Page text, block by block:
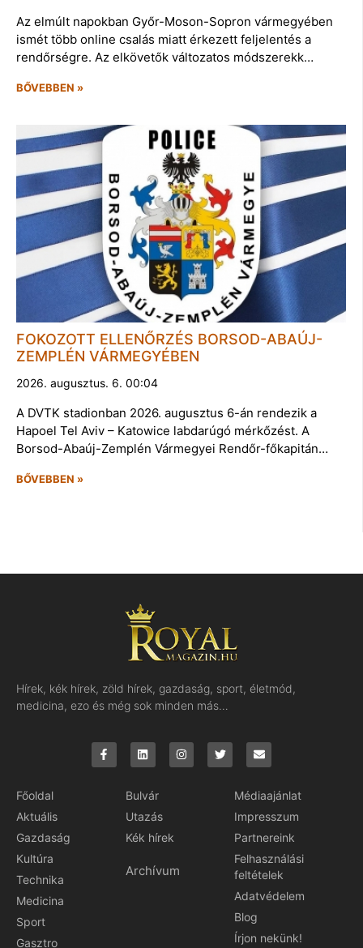
Az elmúlt napokban Győr-Moson-Sopron vármegyében
ismét több online csalás miatt érkezett feljelentés a
rendőrségre. Az elkövetők változatos módszerekk…
BŐVEBBEN »
FOKOZOTT ELLENŐRZÉS BORSOD-ABAÚJ-
ZEMPLÉN VÁRMEGYÉBEN
2026. augusztus. 6. 00:04
A DVTK stadionban 2026. augusztus 6-án rendezik a
Hapoel Tel Aviv – Katowice labdarúgó mérkőzést. A
Borsod-Abaúj-Zemplén Vármegyei Rendőr-főkapitán…
BŐVEBBEN »
Hírek, kék hírek, zöld hírek, gazdaság, sport, életmód,
medicina, ezo és még sok minden más…
Főoldal
Aktuális
Gazdaság
Kultúra
Technika
Medicina
Sport
Gasztro
Bulvár
Utazás
Kék hírek
Archívum
Médiaajánlat
Impresszum
Partnereink
Felhasználási
feltételek
Adatvédelem
Blog
Írjon nekünk!